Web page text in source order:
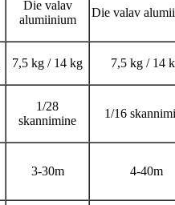
Die valav
alumiinium
Die valav
7,5 kg / 14 kg 7,5 kg / 14
1/28
skannimine
1/16
3-30m 4-40m